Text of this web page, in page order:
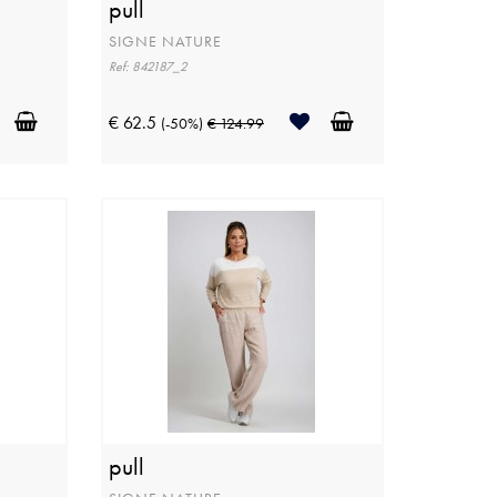
pull
SIGNE NATURE
Ref: 842187_2
€ 62.5 (-50%) € 124.99
pull